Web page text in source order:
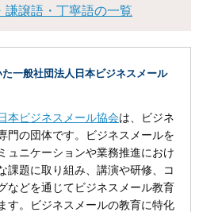
謙譲語・丁寧語の一覧
一般社団法人日本ビジネスメール
本ビジネスメール協会は、ビジネ
門の団体です。ビジネスメールを
ュニケーションや業務推進におけ
課題に取り組み、講演や研修、コ
などを通じてビジネスメール教育
す。ビジネスメールの教育に特化